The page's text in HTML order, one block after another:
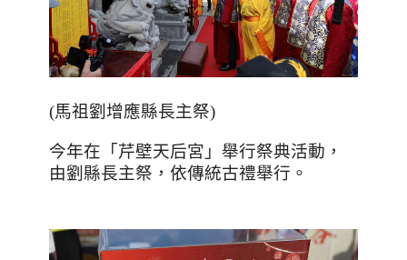
(馬祖劉增應縣長主祭)
今年在「芹壁天后宮」舉行祭典活動，
由劉縣長主祭，依傳統古禮舉行。